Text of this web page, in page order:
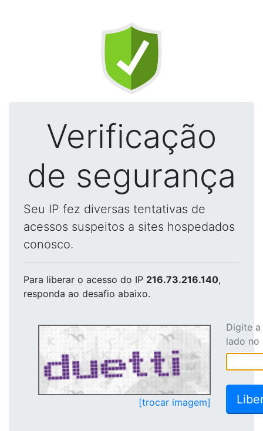
Verificação
de segurança
Seu IP fez diversas tentativas de
acessos suspeitos a sites hospedados
conosco.
Para liberar o acesso do IP 216.73.216.140,
responda ao desafio abaixo.
[trocar imagem]
Digite
lado no